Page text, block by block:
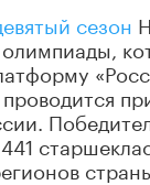
сезон